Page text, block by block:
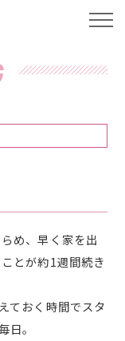
ーリィプ
め、早く家を出
とが約1週間続き
ておく時間でスタ
。
t
l
g